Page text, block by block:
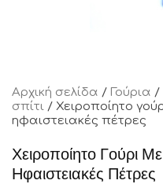
Αρχική σελίδα / Γούρια /
σπίτι / Χειροποίητο
ηφαιστειακές πέτρες
Χειροποίητο Γούρι
Ηφαιστειακές Πέτρες